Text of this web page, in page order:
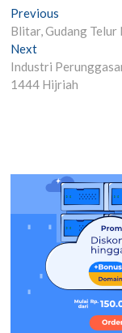
Post
navigation
Previous
post:
Blitar, Gudang Telur
NextNext
post:
Industri
1444 Hijriah